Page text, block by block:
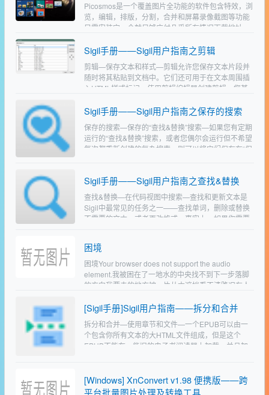
Picosmos是一个覆盖图片全功能的软件包含特效，浏
览，编辑，排版，分割，合并和屏幕录像截图等功能
只需安装它一个就足够应付几乎所有情况下载地址
Sigil手册——Sigil用户指南之剪辑
剪辑—保存文本和样式—剪辑允许您保存文本片段并
随时将其粘贴到文档中。它们还可用于在文本周围插
入HTML样式标记。使用剪辑编辑器创建剪辑。您甚
列表中。然…
Sigil手册——Sigil用户指南之保存的搜索
保存的搜索—保存的“查找&替换”搜索—如果您有定期
运行的“查找&替换”搜索，或者您偶尔会运行但不希望
每次都重新创建的复杂搜索，则可以将它们保存在“保
Sigil手册——Sigil用户指南之查找&替换
查找&替换—在代码视图中搜索—查找和更新文本是
Sigil中最常见的任务之一——查找单词，删除或替换
不需要的文本，或者更改格式。事实上，如果你需要
困境
困境Your browser does not support the audio
element.我被困在了一地水的中央找不到下一步落脚
的方向我要去的地方被一片丛木遮挡看不清路况有人
[Sigil手册]Sigil用户指南——拆分和合并
拆分和合并—使用章节和文件—一个EPUB可以由一
个包含你所有文本的大HTML文件组成，但是这个
EPUB不能在一些旧的电子书阅读器上加载，并且加
[Windows] XnConvert v1.98 便携版——跨
平台批量图片处理及转换工具